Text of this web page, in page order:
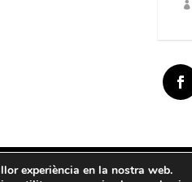
PAÍS VALENCIÀ |
experiència en la nostra web.